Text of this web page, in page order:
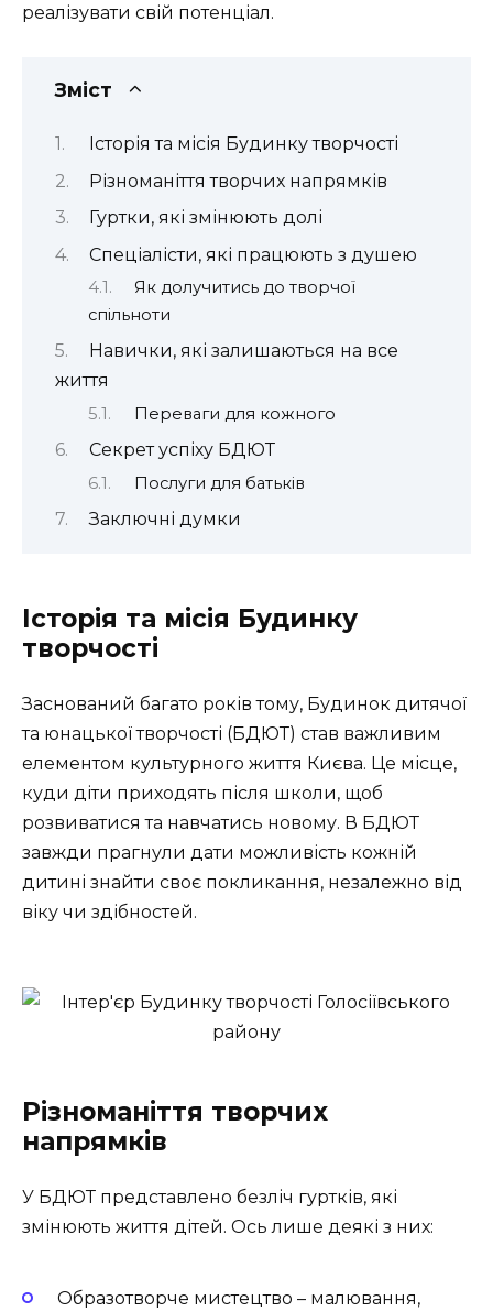
реалізувати свій потенціал.
Зміст
Історія та місія Будинку творчості
Різноманіття творчих напрямків
Гуртки, які змінюють долі
Спеціалісти, які працюють з душею
Як долучитись до творчої
спільноти
Навички, які залишаються на все
життя
Переваги для кожного
Секрет успіху БДЮТ
Послуги для батьків
Заключні думки
Історія та місія Будинку
творчості
Заснований багато років тому, Будинок дитячої
та юнацької творчості (БДЮТ) став важливим
елементом культурного життя Києва. Це місце,
куди діти приходять після школи, щоб
розвиватися та навчатись новому. В БДЮТ
завжди прагнули дати можливість кожній
дитині знайти своє покликання, незалежно від
віку чи здібностей.
Різноманіття творчих
напрямків
У БДЮТ представлено безліч гуртків, які
змінюють життя дітей. Ось лише деякі з них:
Образотворче мистецтво – малювання,